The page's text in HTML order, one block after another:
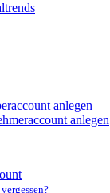
anlegen
anlegen